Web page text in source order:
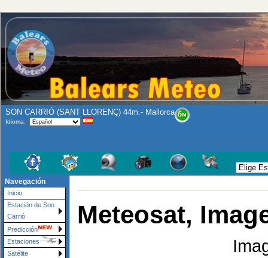
SON CARRIÓ (SANT LLORENÇ) 44m.- Mallorca
Idioma:
Navegación
Inicio
Estación de Son
Carrió
Predicción
Estaciones
Satélite
Meteosat,